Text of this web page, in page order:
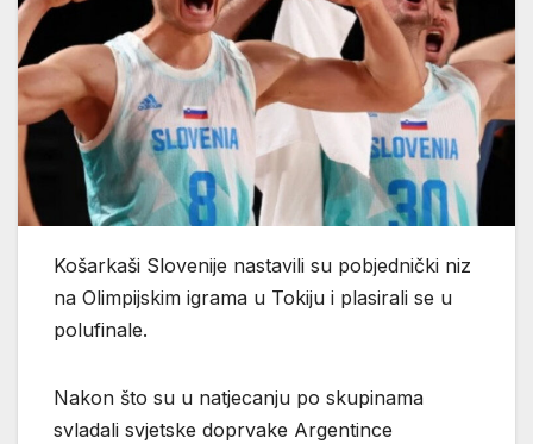
Košarkaši Slovenije nastavili su pobjednički niz
na Olimpijskim igrama u Tokiju i plasirali se u
polufinale.
Nakon što su u natjecanju po skupinama
svladali svjetske doprvake Argentince